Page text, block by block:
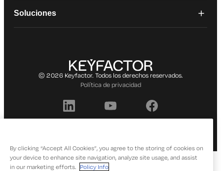
Soluciones
© 2026 Keyfactor. Todos los derechos reservados.
Política de privacidad
By clicking “Accept All Cookies”, you agree to the storing of cookies on
your device to enhance site navigation, analyze site usage, and assist
in our marketing efforts. Policy Info